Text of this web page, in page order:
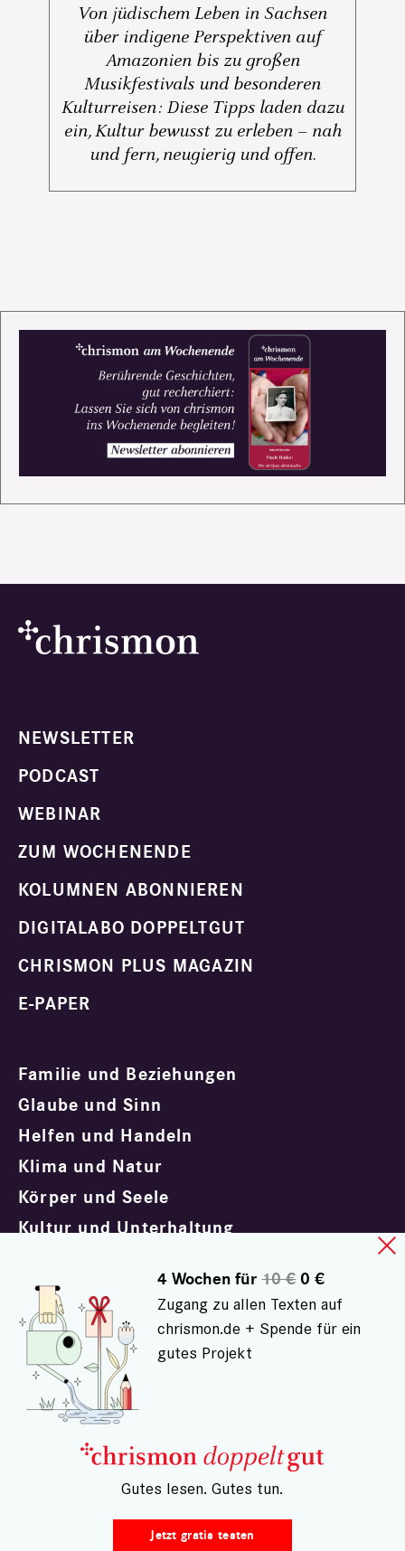
Von jüdischem Leben in Sachsen
über indigene Perspektiven auf
Amazonien bis zu großen
Musikfestivals und besonderen
Kulturreisen: Diese Tipps laden dazu
ein, Kultur bewusst zu erleben – nah
und fern, neugierig und offen.
NEWSLETTER
PODCAST
WEBINAR
ZUM WOCHENENDE
KOLUMNEN ABONNIEREN
DIGITALABO DOPPELTGUT
CHRISMON PLUS MAGAZIN
E-PAPER
Familie und Beziehungen
Glaube und Sinn
Helfen und Handeln
Klima und Natur
Körper und Seele
Kultur und Unterhaltung
Trauern und Trösten
Impressum
Datenschutz
Kontakt
Vertrag widerrufen
4 Wochen für10 €0 €
Zugang zu allen Texten auf
chrismon.de + Spende für ein
gutes Projekt
– Gutes lesen. Gutes tun.
Jetzt gratis testen